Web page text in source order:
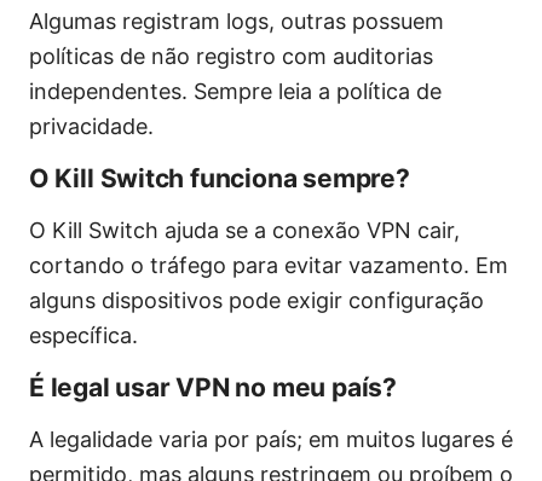
Algumas registram logs, outras possuem
políticas de não registro com auditorias
independentes. Sempre leia a política de
privacidade.
O Kill Switch funciona sempre?
O Kill Switch ajuda se a conexão VPN cair,
cortando o tráfego para evitar vazamento. Em
alguns dispositivos pode exigir configuração
específica.
É legal usar VPN no meu país?
A legalidade varia por país; em muitos lugares é
permitido, mas alguns restringem ou proíbem o